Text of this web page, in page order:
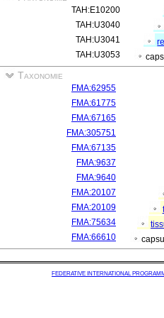
TAH:E10200
TAH:U3040
TAH:U3041
TAH:U3053
Taxonomie
FMA:62955
FMA:61775
FMA:67165
FMA:305751
FMA:67135
FMA:9637
FMA:9640
FMA:20107
FMA:20109
FMA:75634
FMA:66610
FEDERATIVE INTERNATIONAL